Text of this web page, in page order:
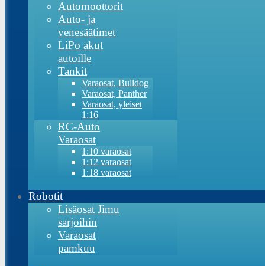
Automoottorit
Auto- ja
venesäätimet
LiPo akut
autoille
Tankit
Varaosat, Bulldog
Varaosat, Panther
Varaosat, yleiset
1:16
RC-Auto
Varaosat
1:10 varaosat
1:12 varaosat
1:18 varaosat
Robotit
Lisäosat Jimu
sarjoihin
Varaosat
pamkuu